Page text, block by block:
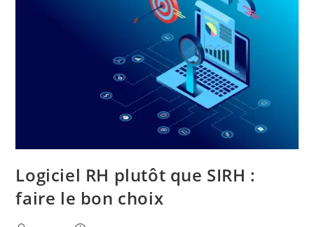
Logiciel RH plutôt que SIRH :
faire le bon choix